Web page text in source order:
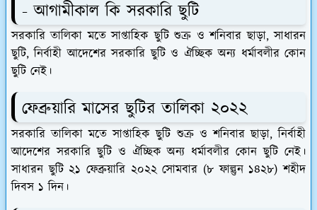
- আগামীকাল কি সরকারি ছুটি
সরকারি তালিকা মতে সাপ্তাহিক ছুটি শুক্র ও শনিবার ছাড়া, সাধারন
ছুটি, নির্বাহী আদেশের সরকারি ছুটি ও ঐচ্ছিক অন্য ধর্মাবলীর কোন
ছুটি নেই।
ফেব্রুয়ারি মাসের ছুটির তালিকা ২০২২
সরকারি তালিকা মতে সাপ্তাহিক ছুটি শুক্র ও শনিবার ছাড়া, নির্বাহী
আদেশের সরকারি ছুটি ও ঐচ্ছিক অন্য ধর্মাবলীর কোন ছুটি নেই।
সাধারন ছুটি ২১ ফেব্রুয়ারি ২০২২ সোমবার (৮ ফাল্গুন ১৪২৮) শহীদ
দিবস ১ দিন।